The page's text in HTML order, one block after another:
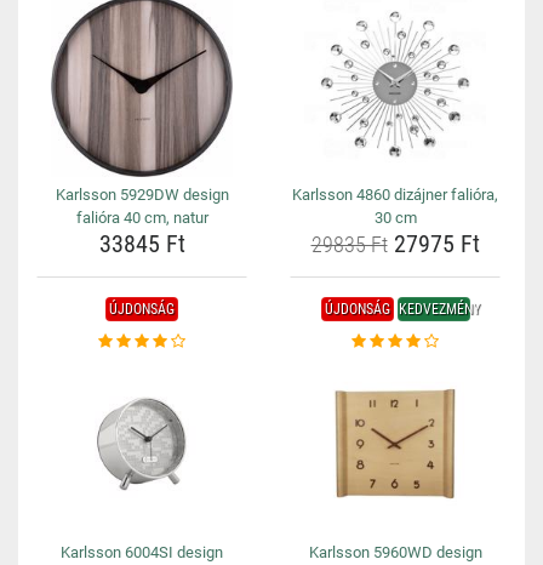
Karlsson 5929DW design
falióra 40 cm, natur
33845 Ft
Karlsson 4860 dizájner falióra,
30 cm
29835 Ft27975 Ft
ÚJDONSÁG
Karlsson 6004SI design
ÚJDONSÁG KEDVEZMÉNY
Karlsson 5960WD design